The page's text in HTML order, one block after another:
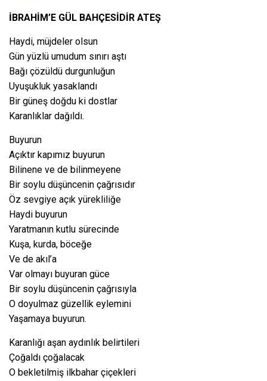
İBRAHİM’E GÜL BAHÇESİDİR ATEŞ
Haydi, müjdeler olsun
Gün yüzlü umudum sınırı aştı
Bağı çözüldü durgunluğun
Uyuşukluk yasaklandı
Bir güneş doğdu ki dostlar
Karanlıklar dağıldı.
Buyurun
Açıktır kapımız buyurun
Bilinene ve de bilinmeyene
Bir soylu düşüncenin çağrısıdır
Öz sevgiye açık yürekliliğe
Haydi buyurun
Yaratmanın kutlu sürecinde
Kuşa, kurda, böceğe
Ve de akıl’a
Var olmayı buyuran güce
Bir soylu düşüncenin çağrısıyla
O doyulmaz güzellik eylemini
Yaşamaya buyurun.
Karanlığı aşan aydınlık belirtileri
Çoğaldı çoğalacak
O bekletilmiş ilkbahar çiçekleri